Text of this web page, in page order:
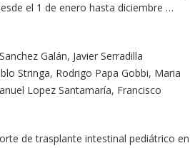
el 1 de enero hasta diciembre …
Galán, Javier Serradilla
Stringa, Rodrigo Papa Gobbi, Maria
Lopez Santamaría, Francisco
de trasplante intestinal pediátrico en